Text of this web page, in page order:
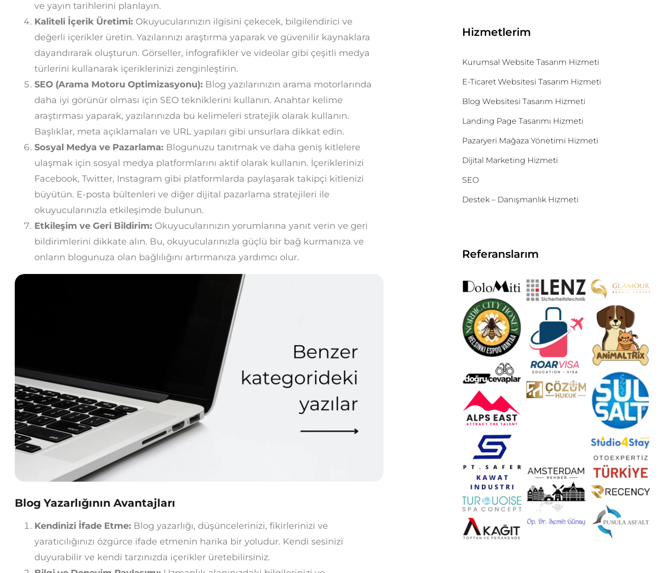
ve yayın tarihlerini planlayın.
Kaliteli İçerik Üretimi: Okuyucularınızın ilgisini çekecek, bilgilendirici ve
değerli içerikler üretin. Yazılarınızı araştırma yaparak ve güvenilir kaynaklara
dayandırarak oluşturun. Görseller, infografikler ve videolar gibi çeşitli medya
türlerini kullanarak içeriklerinizi zenginleştirin.
SEO (Arama Motoru Optimizasyonu): Blog yazılarınızın arama motorlarında
daha iyi görünür olması için SEO tekniklerini kullanın. Anahtar kelime
araştırması yaparak, yazılarınızda bu kelimeleri stratejik olarak kullanın.
Başlıklar, meta açıklamaları ve URL yapıları gibi unsurlara dikkat edin.
Sosyal Medya ve Pazarlama: Blogunuzu tanıtmak ve daha geniş kitlelere
ulaşmak için sosyal medya platformlarını aktif olarak kullanın. İçeriklerinizi
Facebook, Twitter, Instagram gibi platformlarda paylaşarak takipçi kitlenizi
büyütün. E-posta bültenleri ve diğer dijital pazarlama stratejileri ile
okuyucularınızla etkileşimde bulunun.
Etkileşim ve Geri Bildirim: Okuyucularınızın yorumlarına yanıt verin ve geri
bildirimlerini dikkate alın. Bu, okuyucularınızla güçlü bir bağ kurmanıza ve
onların blogunuza olan bağlılığını artırmanıza yardımcı olur.
Blog Yazarlığının Avantajları
Kendinizi İfade Etme: Blog yazarlığı, düşüncelerinizi, fikirlerinizi ve
yaratıcılığınızı özgürce ifade etmenin harika bir yoludur. Kendi sesinizi
duyurabilir ve kendi tarzınızda içerikler üretebilirsiniz.
Hizmetlerim
Kurumsal Website Tasarım Hizmeti
E-Ticaret Websitesi Tasarım Hizmeti
Blog Websitesi Tasarım Hizmeti
Landing Page Tasarımı Hizmeti
Pazaryeri Mağaza Yönetimi Hizmeti
Dijital Marketing Hizmeti
SEO
Destek – Danışmanlık Hizmeti
Referanslarım